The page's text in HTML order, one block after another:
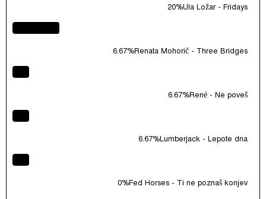
Ula Ložar - Fridays
20%
Renata Mohorič - Three Bridges
6.67%
René - Ne poveš
6.67%
Lumberjack - Lepote dna
6.67%
Fed Horses - Ti ne poznaš konjev
0%